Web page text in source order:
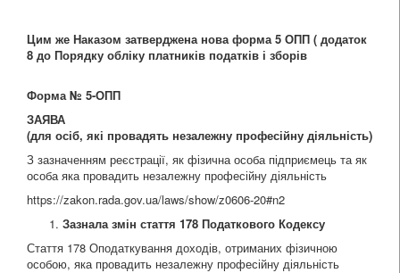
Цим же Наказом затверджена нова форма 5 ОПП ( додаток
8 до Порядку обліку платників податків і зборів
Форма № 5-ОПП
ЗАЯВА
(для осіб, які провадять незалежну професійну діяльність)
З зазначенням реєстрації, як фізична особа підприємець та як
особа яка провадить незалежну професійну діяльність
https://zakon.rada.gov.ua/laws/show/z0606-20#n2
Зазнала змін стаття 178 Податкового Кодексу
Стаття 178 Оподаткування доходів, отриманих фізичною
особою, яка провадить незалежну професійну діяльність